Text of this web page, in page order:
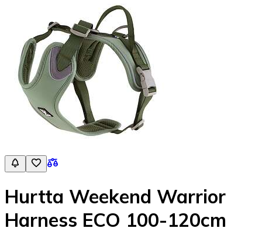
Hurtta Weekend Warrior
Harness ECO 100-120cm